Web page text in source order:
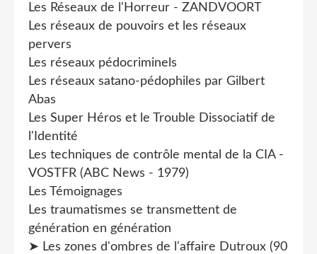
Les Réseaux de l'Horreur - ZANDVOORT
Les réseaux de pouvoirs et les réseaux
pervers
Les réseaux pédocriminels
Les réseaux satano-pédophiles par Gilbert
Abas
Les Super Héros et le Trouble Dissociatif de
l'Identité
Les techniques de contrôle mental de la CIA -
VOSTFR (ABC News - 1979)
Les Témoignages
Les traumatismes se transmettent de
génération en génération
➤ Les zones d'ombres de l'affaire Dutroux (90